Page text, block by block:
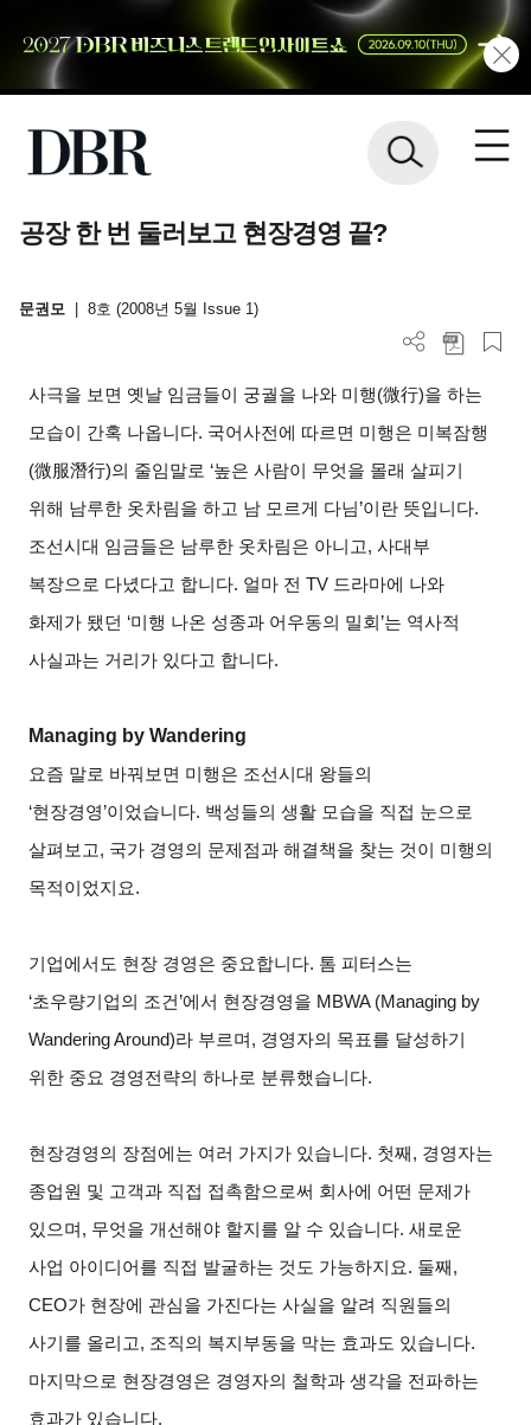
공장 한 번 둘러보고 현장경영 끝?
문권모 8호 (2008년 5월 Issue 1)
사극을 보면 옛날 임금들이 궁궐을 나와 미행(微行)을 하는
모습이 간혹 나옵니다. 국어사전에 따르면 미행은 미복잠행
(微服潛行)의 줄임말로 ‘높은 사람이 무엇을 몰래 살피기
위해 남루한 옷차림을 하고 남 모르게 다님’이란 뜻입니다.
조선시대 임금들은 남루한 옷차림은 아니고, 사대부
복장으로 다녔다고 합니다. 얼마 전 TV 드라마에 나와
화제가 됐던 ‘미행 나온 성종과 어우동의 밀회’는 역사적
사실과는 거리가 있다고 합니다.
Managing by Wandering
요즘 말로 바꿔보면 미행은 조선시대 왕들의
‘현장경영’이었습니다. 백성들의 생활 모습을 직접 눈으로
살펴보고, 국가 경영의 문제점과 해결책을 찾는 것이 미행의
목적이었지요.
기업에서도 현장 경영은 중요합니다. 톰 피터스는
‘초우량기업의 조건’에서 현장경영을 MBWA (Managing by
Wandering Around)라 부르며, 경영자의 목표를 달성하기
위한 중요 경영전략의 하나로 분류했습니다.
현장경영의 장점에는 여러 가지가 있습니다. 첫째, 경영자는
종업원 및 고객과 직접 접촉함으로써 회사에 어떤 문제가
있으며, 무엇을 개선해야 할지를 알 수 있습니다. 새로운
사업 아이디어를 직접 발굴하는 것도 가능하지요. 둘째,
CEO가 현장에 관심을 가진다는 사실을 알려 직원들의
사기를 올리고, 조직의 복지부동을 막는 효과도 있습니다.
마지막으로 현장경영은 경영자의 철학과 생각을 전파하는
효과가 있습니다.